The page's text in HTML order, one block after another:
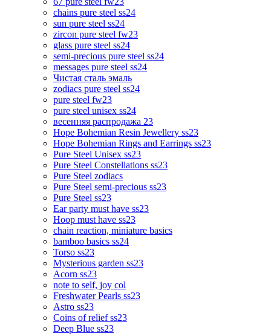
chains pure steel ss24
sun pure steel ss24
zircon pure steel fw23
glass pure steel ss24
semi-precious pure steel ss24
messages pure steel ss24
Чистая сталь эмаль
zodiacs pure steel ss24
pure steel fw23
pure steel unisex ss24
весенняя распродажа 23
Hope Bohemian Resin Jewellery ss23
Hope Bohemian Rings and Earrings ss23
Pure Steel Unisex ss23
Pure Steel Constellations ss23
Pure Steel zodiacs
Pure Steel semi-precious ss23
Pure Steel ss23
Ear party must have ss23
Hoop must have ss23
chain reaction, miniature basics
bamboo basics ss24
Torso ss23
Mysterious garden ss23
Acorn ss23
note to self, joy col
Freshwater Pearls ss23
Astro ss23
Coins of relief ss23
Deep Blue ss23